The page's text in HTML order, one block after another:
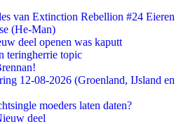
van Extinction Rebellion #24 Eieren
(He-Man)
deel openen was kaputt
teringherrie topic
12-08-2026 (Groenland, IJsland en
moeders laten daten?
deel